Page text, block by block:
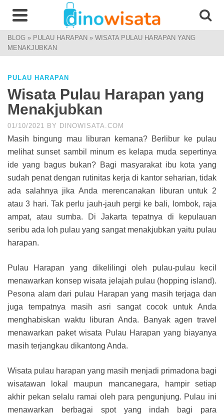
BLOG » PULAU HARAPAN » WISATA PULAU HARAPAN YANG
MENAKJUBKAN
PULAU HARAPAN
Wisata Pulau Harapan yang
Menakjubkan
01/10/2021 BY DINOWISATA.COM
Masih bingung mau liburan kemana? Berlibur ke pulau
melihat sunset sambil minum es kelapa muda sepertinya
ide yang bagus bukan? Bagi masyarakat ibu kota yang
sudah penat dengan rutinitas kerja di kantor seharian, tidak
ada salahnya jika Anda merencanakan liburan untuk 2
atau 3 hari. Tak perlu jauh-jauh pergi ke bali, lombok, raja
ampat, atau sumba. Di Jakarta tepatnya di kepulauan
seribu ada loh pulau yang sangat menakjubkan yaitu pulau
harapan.
Pulau Harapan yang dikelilingi oleh pulau-pulau kecil
menawarkan konsep wisata jelajah pulau (hopping island).
Pesona alam dari pulau Harapan yang masih terjaga dan
juga tempatnya masih asri sangat cocok untuk Anda
menghabiskan waktu liburan Anda. Banyak agen travel
menawarkan paket wisata Pulau Harapan yang biayanya
masih terjangkau dikantong Anda.
Wisata pulau harapan yang masih menjadi primadona bagi
wisatawan lokal maupun mancanegara, hampir setiap
akhir pekan selalu ramai oleh para pengunjung. Pulau ini
menawarkan berbagai spot yang indah bagi para